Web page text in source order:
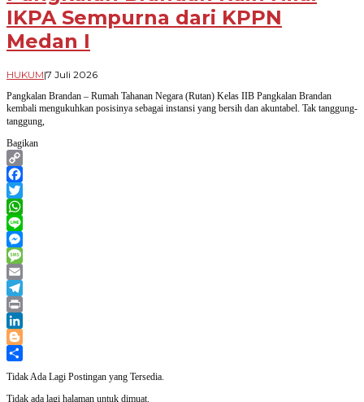
IKPA Sempurna dari KPPN
Medan I
HUKUM|7 Juli 2026oleh
Harhara
Pangkalan Brandan – Rumah Tahanan Negara (Rutan) Kelas IIB Pangkalan Brandan
kembali mengukuhkan posisinya sebagai instansi yang bersih dan akuntabel. Tak tanggung-
tanggung,
Bagikan
Copy
Link
Facebook
Twitter
WhatsApp
Line
Messenger
Message
Email
Telegram
Print
LinkedIn
Blogger
Tidak Ada Lagi Postingan yang Tersedia.
Tidak ada lagi halaman untuk dimuat.